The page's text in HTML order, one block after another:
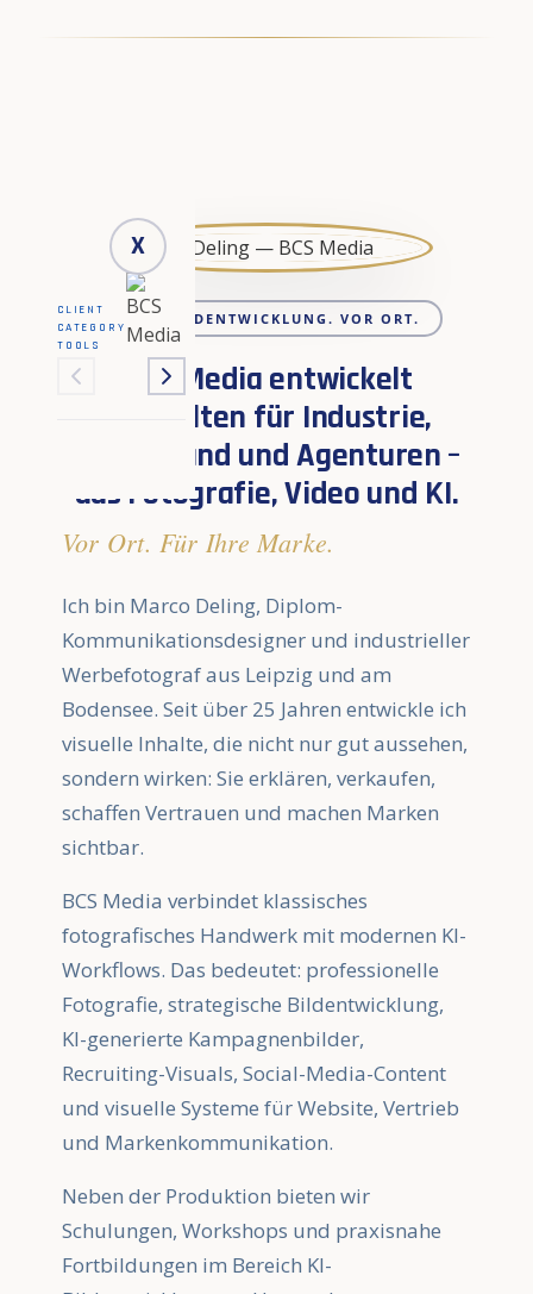
X
CLIENT
CATEGORY
TOOLS
25 JAHRE BILDENTWICKLUNG. VOR ORT.
BCS Media entwickelt
Bildwelten für Industrie,
Mittelstand und Agenturen –
aus Fotografie, Video und KI.
Vor Ort. Für Ihre Marke.
Ich bin Marco Deling, Diplom-
Kommunikationsdesigner und industrieller
Werbefotograf aus Leipzig und am
Bodensee. Seit über 25 Jahren entwickle ich
visuelle Inhalte, die nicht nur gut aussehen,
sondern wirken: Sie erklären, verkaufen,
schaffen Vertrauen und machen Marken
sichtbar.
BCS Media verbindet klassisches
fotografisches Handwerk mit modernen KI-
Workflows. Das bedeutet: professionelle
Fotografie, strategische Bildentwicklung,
KI-generierte Kampagnenbilder,
Recruiting-Visuals, Social-Media-Content
und visuelle Systeme für Website, Vertrieb
und Markenkommunikation.
Neben der Produktion bieten wir
Schulungen, Workshops und praxisnahe
Fortbildungen im Bereich KI-